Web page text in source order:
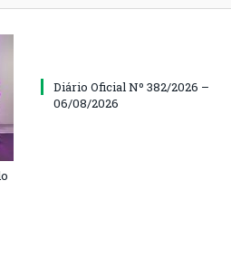
Diário Oficial Nº 382/2026 –
06/08/2026